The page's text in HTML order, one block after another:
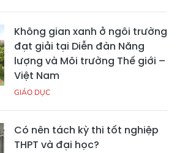
Không gian xanh ở ngôi trường
đạt giải tại Diễn đàn Năng
lượng và Môi trường Thế giới –
Việt Nam
GIÁO DỤC
Có nên tách kỳ thi tốt nghiệp
THPT và đại học?